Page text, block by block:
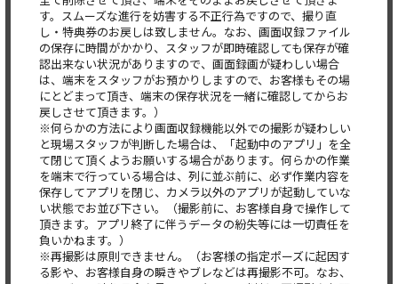
す。 スムーズな進行を妨害する不正行為ですので、撮り直
し・ 特典券のお戻しは致しません。なお、 画面収録ファイル
の保存に時間がかかり、 スタッフが即時確認しても保存が確
認出来ない状況がありますので、画面録画が疑わしい場合
は、 端末をスタッフがお預かりしますので、 お客様もその場
にとどまって頂き、 端末の保存状況を一緒に確認してからお
戻しさせて頂きます。）
※何らかの方法により画面収録機能以外での撮影が疑わしい
と現場スタッフが判断した場合は、「起動中のアプリ」 を全
て閉じて頂くようお願いする場合があります。 何らかの作業
を端末で行っている場合は、列に並ぶ前に、 必ず作業内容を
保存してアプリを閉じ、 カメラ以外のアプリが起動していな
い状態でお並び下さい。（撮影前に、お客様自身で操作して
頂きます。 アプリ終了に伴うデータの紛失等には一切責任を
負いかねます。）
※再撮影は原則できません。（お客様の指定ポーズに起因す
る影や、 お客様自身の瞬きやブレなどは再撮影不可。なお、